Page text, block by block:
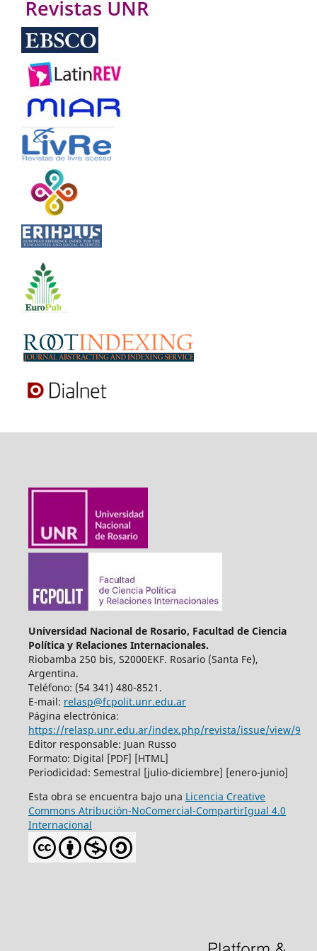
Universidad Nacional de Rosario, Facultad de Ciencia
Política y Relaciones Internacionales.
Riobamba 250 bis, S2000EKF. Rosario (Santa Fe),
Argentina.
Teléfono: (54 341) 480-8521.
E-mail: relasp@fcpolit.unr.edu.ar
Página electrónica:
https://relasp.unr.edu.ar/index.php/revista/issue/view/9
Editor responsable: Juan Russo
Formato: Digital [PDF] [HTML]
Periodicidad: Semestral [julio-diciembre] [enero-junio]
Esta obra se encuentra bajo una Licencia Creative
Commons Atribución-NoComercial-CompartirIgual 4.0
Internacional